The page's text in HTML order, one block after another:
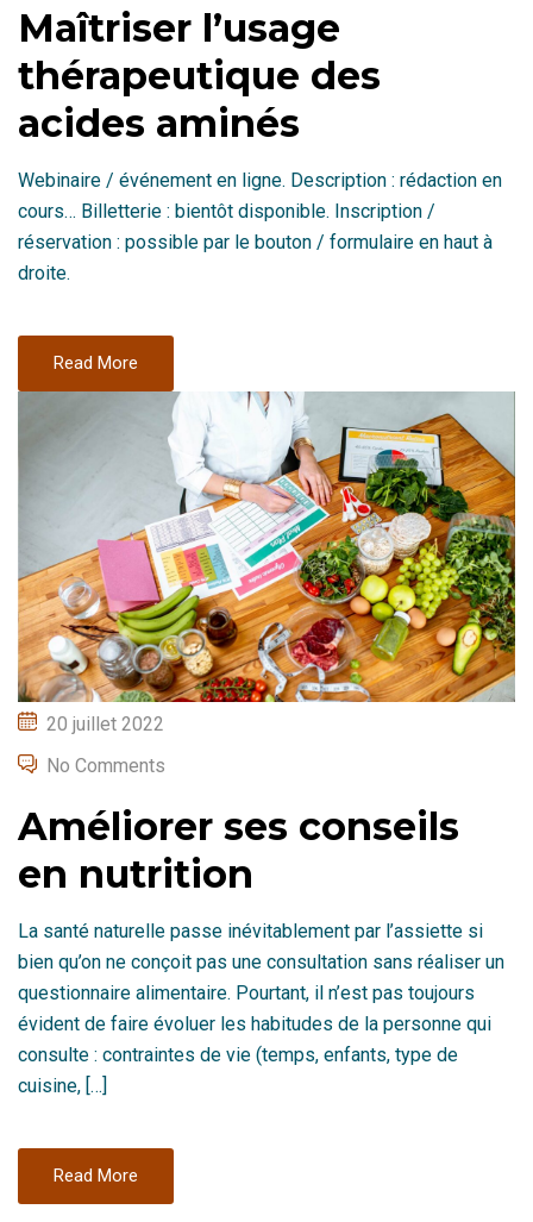
Maîtriser l’usage
thérapeutique des
acides aminés
Webinaire / événement en ligne. Description : rédaction en
cours… Billetterie : bientôt disponible. Inscription /
réservation : possible par le bouton / formulaire en haut à
droite.
Read More
Posted
on
20 juillet 2022
No Comments
Améliorer ses conseils
en nutrition
La santé naturelle passe inévitablement par l’assiette si
bien qu’on ne conçoit pas une consultation sans réaliser un
questionnaire alimentaire. Pourtant, il n’est pas toujours
évident de faire évoluer les habitudes de la personne qui
consulte : contraintes de vie (temps, enfants, type de
cuisine, […]
Read More